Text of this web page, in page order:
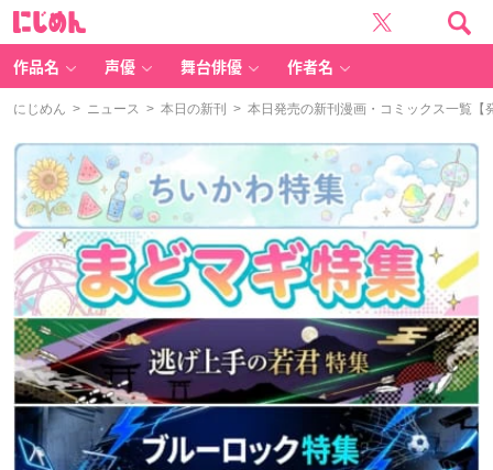
作品名 声優 舞台俳優 作者名
にじめん > ニュース > 本日の新刊 > 本日発売の新刊漫画・コミックス一覧【